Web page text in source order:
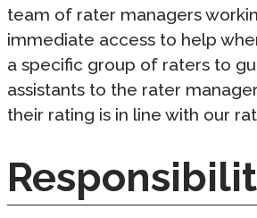
team of rater managers
immediate access to help
a specific group of raters to
assistants to the rater
their rating is in line with our